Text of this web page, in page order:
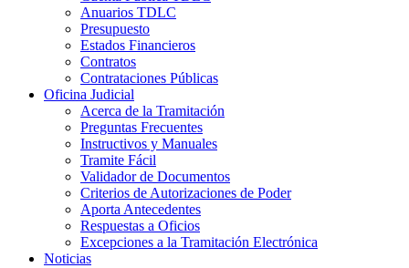
Anuarios TDLC
Presupuesto
Estados Financieros
Contratos
Contrataciones Públicas
Oficina Judicial
Acerca de la Tramitación
Preguntas Frecuentes
Instructivos y Manuales
Tramite Fácil
Validador de Documentos
Criterios de Autorizaciones de Poder
Aporta Antecedentes
Respuestas a Oficios
Excepciones a la Tramitación Electrónica
Noticias